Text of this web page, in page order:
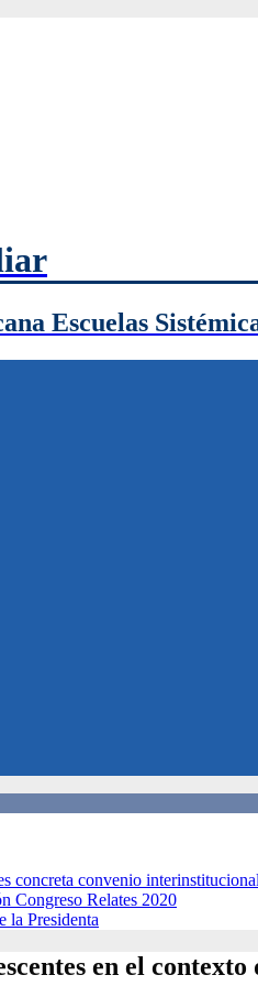
Escuelas
concreta convenio
Congreso Relates 2020
la Presidenta
en el